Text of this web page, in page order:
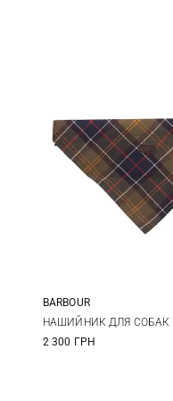
L/XL S/M
BARBOUR
НАШИЙНИК ДЛЯ СОБАК
2 300 ГРН